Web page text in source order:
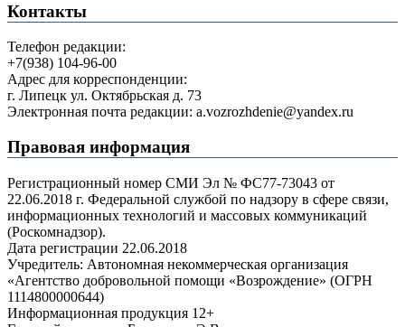
Контакты
Телефон редакции:
+7(938) 104-96-00
Адрес для корреспонденции:
г. Липецк ул. Октябрьская д. 73
Электронная почта редакции: a.vozrozhdenie@yandex.ru
Правовая информация
Регистрационный номер СМИ Эл № ФС77-73043 от
22.06.2018 г. Федеральной службой по надзору в сфере связи,
информационных технологий и массовых коммуникаций
(Роскомнадзор).
Дата регистрации 22.06.2018
Учредитель: Автономная некоммерческая организация
«Агентство добровольной помощи «Возрождение» (ОГРН
1114800000644)
Информационная продукция 12+